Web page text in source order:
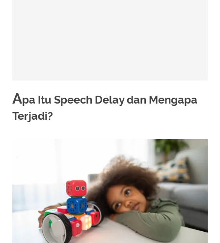
Apa Itu Speech Delay dan Mengapa
Terjadi?